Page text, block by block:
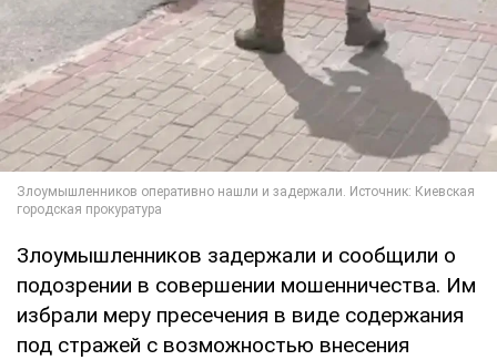
Злоумышленников задержали и сообщили о
подозрении в совершении мошенничества. Им
избрали меру пресечения в виде содержания
под стражей с возможностью внесения